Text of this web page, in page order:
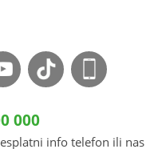
000
info telefon ili nas